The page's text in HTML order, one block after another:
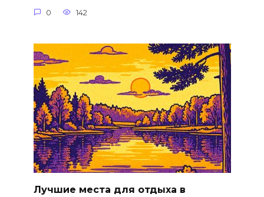
0 142
Лучшие места для отдыха в